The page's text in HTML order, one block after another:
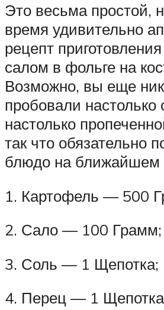
Это весьма простой,
время удивительно
рецепт
салом в фольге на
Возможно, вы еще
пробовали настолько
настолько
так что обязательно
блюдо на ближайшем
1. Картофель — 500
2. Сало — 100 Грамм;
3. Соль — 1 Щепотка;
4. Перец — 1